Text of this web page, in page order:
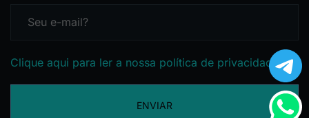
Clique aqui para ler a nossa política de privacidade
ENVIAR